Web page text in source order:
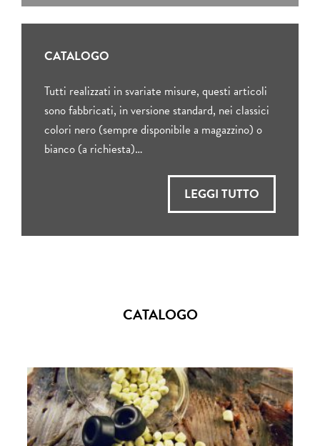
CATALOGO
Tutti realizzati in svariate misure, questi articoli
sono fabbricati, in versione standard, nei classici
colori nero (sempre disponibile a magazzino) o
bianco (a richiesta)…
LEGGI TUTTO
CATALOGO